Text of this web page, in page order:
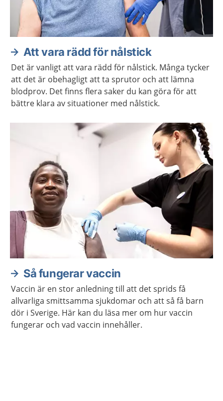
Att vara rädd för nålstick
Det är vanligt att vara rädd för nålstick. Många tycker
att det är obehagligt att ta sprutor och att lämna
blodprov. Det finns flera saker du kan göra för att
bättre klara av situationer med nålstick.
Så fungerar vaccin
Vaccin är en stor anledning till att det sprids få
allvarliga smittsamma sjukdomar och att så få barn
dör i Sverige. Här kan du läsa mer om hur vaccin
fungerar och vad vaccin innehåller.